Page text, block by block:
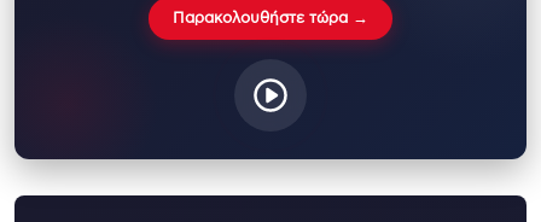
Παρακολουθήστε τώρα →